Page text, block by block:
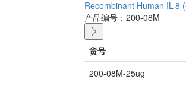
Recombinant Human IL-8
产品编号：200-08M
货号
200-08M-25ug